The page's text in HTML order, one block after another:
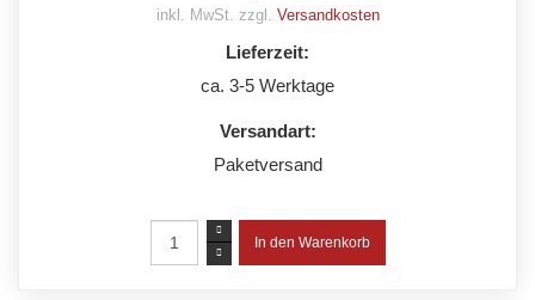
inkl. MwSt. zzgl. Versandkosten
Lieferzeit:
ca. 3-5 Werktage
Versandart:
Paketversand